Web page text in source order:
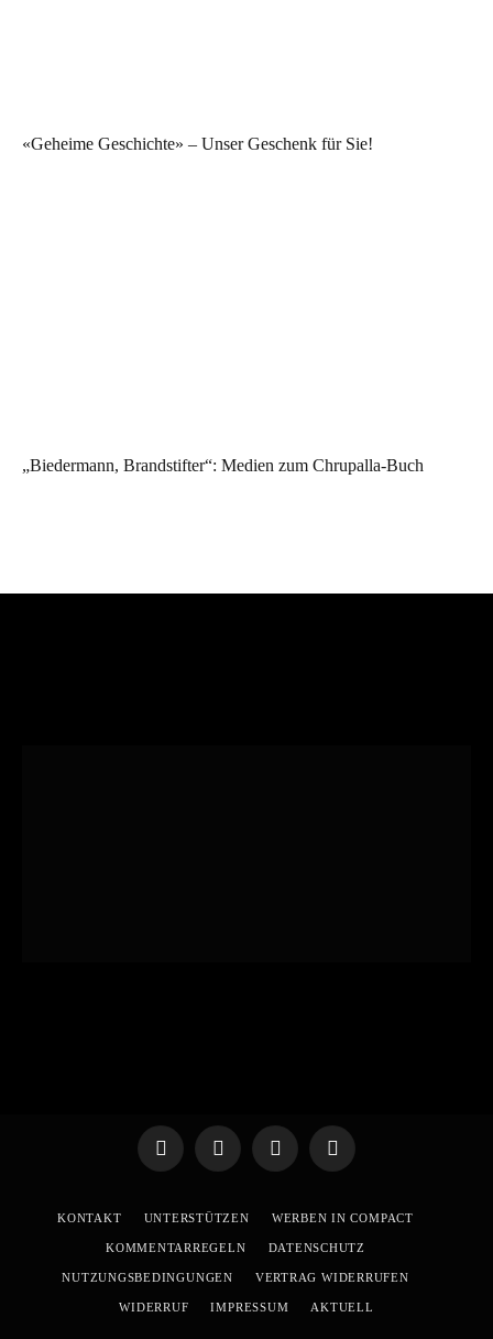
«Geheime Geschichte» – Unser Geschenk für Sie!
„Biedermann, Brandstifter“: Medien zum Chrupalla-Buch
TelegramWhatsApp
X
YouTube
KONTAKT UNTERSTÜTZEN WERBEN IN COMPACT
KOMMENTARREGELN DATENSCHUTZ
NUTZUNGSBEDINGUNGEN VERTRAG WIDERRUFEN
WIDERRUF IMPRESSUM AKTUELL